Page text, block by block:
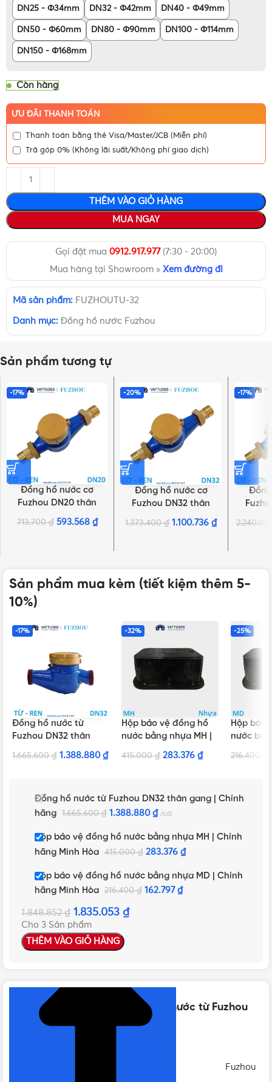
DN25 - Φ34mm DN32 - Φ42mm DN40 - Φ49mm
DN50 - Φ60mm DN80 - Φ90mm DN100 - Φ114mm
DN150 - Φ168mm
Còn hàng
ƯU ĐÃI THANH TOÁN
Thanh toán bằng thẻ Visa/Master/JCB (Miễn phí)
Trả góp 0% (Không lãi suất/Không phí giao dịch)
THÊM VÀO GIỎ HÀNG
MUA NGAY
Gọi đặt mua 0912.917.977(7:30 - 20:00)
Mua hàng tại Showroom » Xem đường đi
Mã sản phẩm: FUZHOUTU-32
Danh mục: Đồng hồ nước Fuzhou
Sản phẩm tương tự
-17%
Đồng hồ nước cơ
Fuzhou DN20 thân
gang | Chính hãng
713.700₫ 593.568 ₫
-20%
Đồng hồ nước cơ
Fuzhou DN32 thân
gang | Chính hãng
1.373.400₫ 1.100.736₫
-17%
Sản phẩm mua kèm (tiết kiệm thêm 5-
10%)
-17%
Đồng hồ nước từ
Fuzhou DN32 thân
gang | Chính hãng
1.665.600₫ 1.388.880 ₫
-32%
Hộp bảo vệ đồng hồ
nước bằng nhựa MH |
Chính hãng Minh Hòa
415.000₫ 283.376 ₫
-25%
Hộp bảo
nước
216.400
Đồng hồ nước từ Fuzhou DN32 thân gang | Chính
hãng
1.665.600₫ 1.388.880 ₫ cái
Hộp bảo vệ đồng hồ nước bằng nhựa MH | Chính
hãng Minh Hòa
415.000₫ 283.376 ₫
Hộp bảo vệ đồng hồ nước bằng nhựa MD | Chính
hãng Minh Hòa
216.400₫ 162.797 ₫
1.848.852₫ 1.835.053 ₫
Cho 3 Sản phẩm
THÊM VÀO GIỎ HÀNG
Thông số kỹ thuật của Đồng hồ nước từ Fuzhou
DN32 thân gang | Chính hãng
Fuzhou
NHẤN ĐỂ XEM TIẾP (THU GỌN)